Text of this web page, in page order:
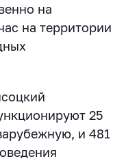
на
на территории
25
и 481